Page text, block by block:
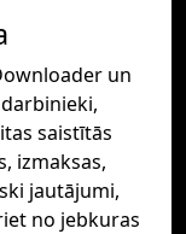
un
saistītās
izmaksas,
jautājumi,
no jebkuras